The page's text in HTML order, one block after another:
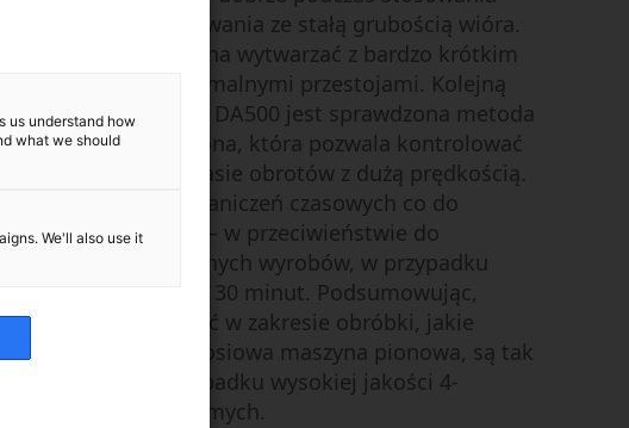
szybkiego frezowania ze stałą grubością wióra.
rezultacie części można wytwarzać z bardzo krótkim
obróbki i z minimalnymi przestojami. Kolejną
cechą modelu DA500 jest sprawdzona metoda
wału wrzeciona, która pozwala kontrolować
wytwarzane w czasie obrotów z dużą prędkością.
rezultacie nie ma ograniczeń czasowych co do
wrzeciona – w przeciwieństwie do
konkurencyjnych wyrobów, w przypadku
czas ten wynosi 30 minut. Podsumowując,
i wydajność w zakresie obróbki, jakie
ta precyzyjna 5-osiowa maszyna pionowa, są tak
dobre, jak w przypadku wysokiej jakości 4-
maszyn poziomych.
us understand how
what we should
We'll also use it